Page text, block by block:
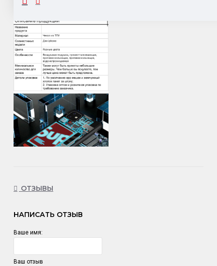
ОТЗЫВЫ
НАПИСАТЬ ОТЗЫВ
Ваше имя:
Ваш отзыв